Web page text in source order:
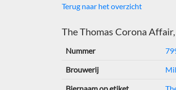
Terug naar het overzicht
The Thomas Corona Affair,
Nummer
Brouwerij